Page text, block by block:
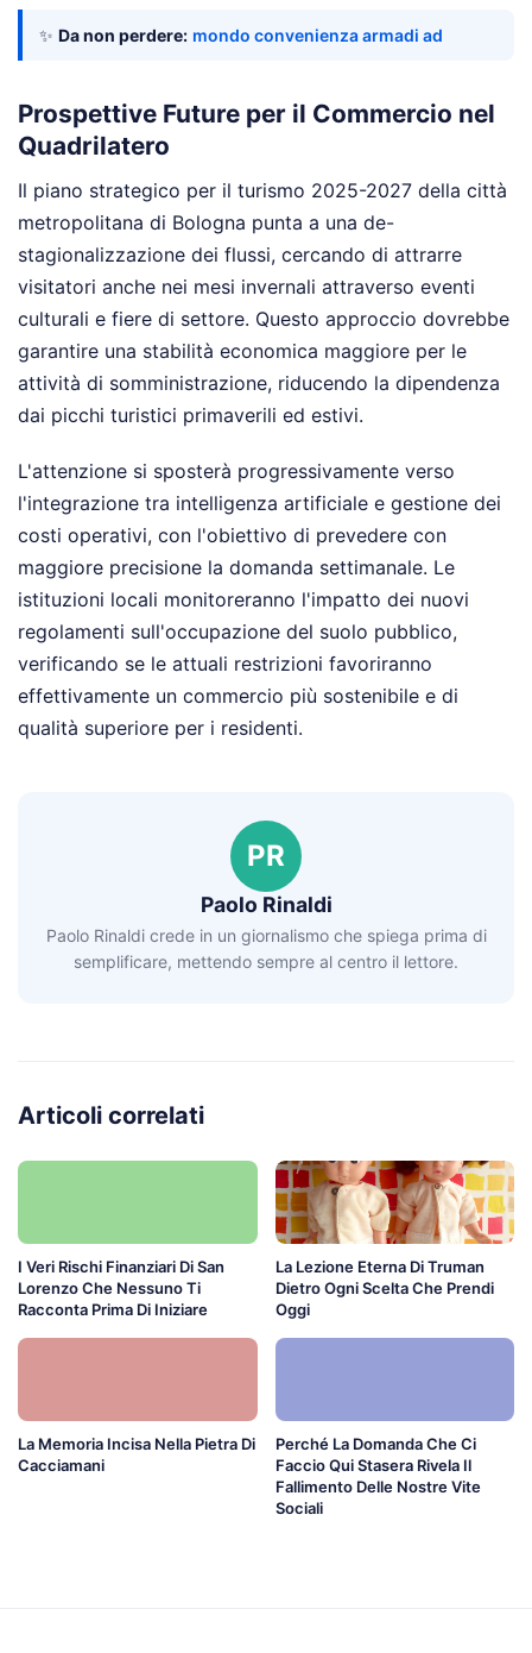
✨ Da non perdere: mondo convenienza armadi ad
Prospettive Future per il Commercio nel
Quadrilatero
Il piano strategico per il turismo 2025-2027 della città
metropolitana di Bologna punta a una de-
stagionalizzazione dei flussi, cercando di attrarre
visitatori anche nei mesi invernali attraverso eventi
culturali e fiere di settore. Questo approccio dovrebbe
garantire una stabilità economica maggiore per le
attività di somministrazione, riducendo la dipendenza
dai picchi turistici primaverili ed estivi.
L'attenzione si sposterà progressivamente verso
l'integrazione tra intelligenza artificiale e gestione dei
costi operativi, con l'obiettivo di prevedere con
maggiore precisione la domanda settimanale. Le
istituzioni locali monitoreranno l'impatto dei nuovi
regolamenti sull'occupazione del suolo pubblico,
verificando se le attuali restrizioni favoriranno
effettivamente un commercio più sostenibile e di
qualità superiore per i residenti.
PR
Paolo Rinaldi
Paolo Rinaldi crede in un giornalismo che spiega prima di
semplificare, mettendo sempre al centro il lettore.
Articoli correlati
I Veri Rischi Finanziari Di San
Lorenzo Che Nessuno Ti
Racconta Prima Di Iniziare
La Lezione Eterna Di Truman
Dietro Ogni Scelta Che Prendi
Oggi
La Memoria Incisa Nella Pietra Di
Cacciamani
Perché La Domanda Che Ci
Faccio Qui Stasera Rivela Il
Fallimento Delle Nostre Vite
Sociali